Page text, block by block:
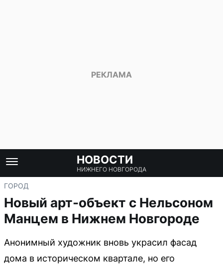
НОВОСТИ
НИЖНЕГО НОВГОРОДА
ГОРОД
Новый арт-объект с Нельсоном
Манцем в Нижнем Новгороде
Анонимный художник вновь украсил фасад
дома в историческом квартале, но его